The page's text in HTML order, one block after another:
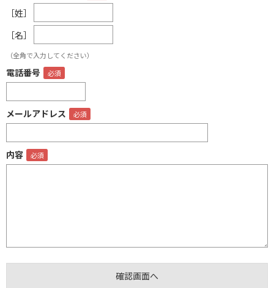
［姓］
［名］
（全角で入力してください）
電話番号
メールアドレス
内容